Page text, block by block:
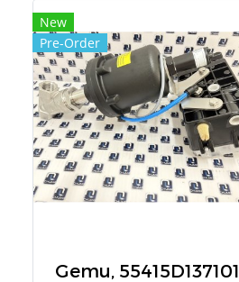
New
Pre-Order
Gemu, 55415D137101